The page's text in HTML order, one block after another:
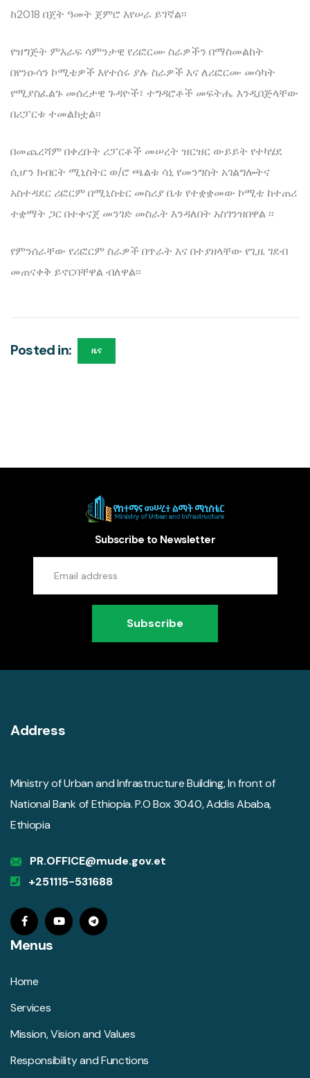
ከ2018 በጀት ዓመት ጀምሮ እየሠራ ይገኛል፡፡
የዝግጅት ምእራፍ ሳምንታዊ የሪፎርሙ ስራዎችን በማስመልከት
በየንዑሳን ኮሚቴዎች እየተሰሩ ያሉ ስራዎች እና ለሪፎርሙ መሳካት
የሚያስፈልጉ መሰረታዊ ጉዳዮች፣ ተግዳሮቶች መፍትሔ እንዲበጅላቸው
በሪፓርቱ ተመልክቷል፡፡
በመጨረሻም በቀረቡት ሪፓርቶች መሠረት ዝርዝር ውይይት የተካሄደ
ሲሆን ክብርት ሚኒስትር ወ/ሮ ጫልቱ ሳኒ የመንግስት አገልግሎትና
አስተዳደር ሪፎርም በሚኒስቴር መስሪያ ቤቱ የተቋቋመው ኮሚቴ ከተጠሪ
ተቋማት ጋር በተቀናጀ መንገድ መስራት እንዳለበት አስገንዝበዋል ፡፡
የምንሰራቸው የሪፎርም ስራዎች በጥራት እና በተያዘላቸው የጊዜ ገደብ
መጠናቀቅ ይኖርባቸዋል ብለዋል፡፡
Posted in: ዜና
Subscribe to Newsletter
Subscribe
Address
Ministry of Urban and Infrastructure Building, In front of
National Bank of Ethiopia. P.O Box 3040, Addis Ababa,
Ethiopia
PR.OFFICE@mude.gov.et
+251115-531688
Menus
Home
Services
Mission, Vision and Values
Responsibility and Functions